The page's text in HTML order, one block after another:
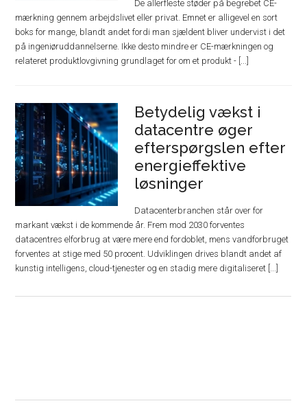
De allerfleste støder på begrebet CE-
mærkning gennem arbejdslivet eller privat. Emnet er alligevel en sort
boks for mange, blandt andet fordi man sjældent bliver undervist i det
på ingeniøruddannelserne. Ikke desto mindre er CE-mærkningen og
relateret produktlovgivning grundlaget for om et produkt - [...]
Betydelig vækst i
datacentre øger
efterspørgslen efter
energieffektive
løsninger
Datacenterbranchen står over for
markant vækst i de kommende år. Frem mod 2030 forventes
datacentres elforbrug at være mere end fordoblet, mens vandforbruget
forventes at stige med 50 procent. Udviklingen drives blandt andet af
kunstig intelligens, cloud-tjenester og en stadig mere digitaliseret [...]